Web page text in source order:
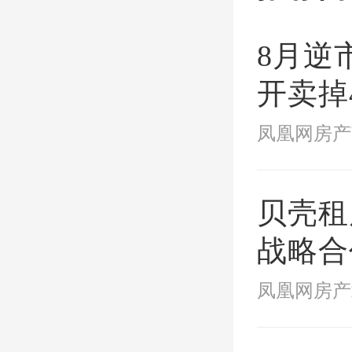
8月逆
开卖
最快！
贝壳
战略
后一
凤凰网房